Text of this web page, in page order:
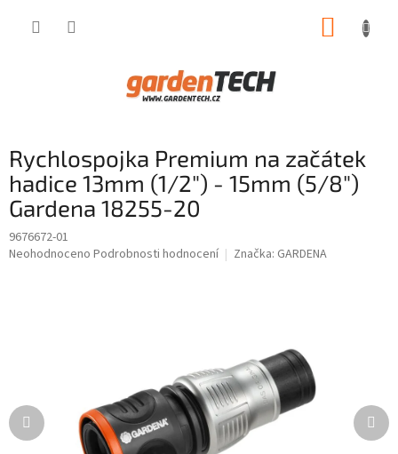
Rychlospojka Premium na začátek
hadice 13mm (1/2") - 15mm (5/8")
Gardena 18255-20
9676672-01
Průměrné
Neohodnoceno Podrobnosti hodnocení Značka: GARDENA